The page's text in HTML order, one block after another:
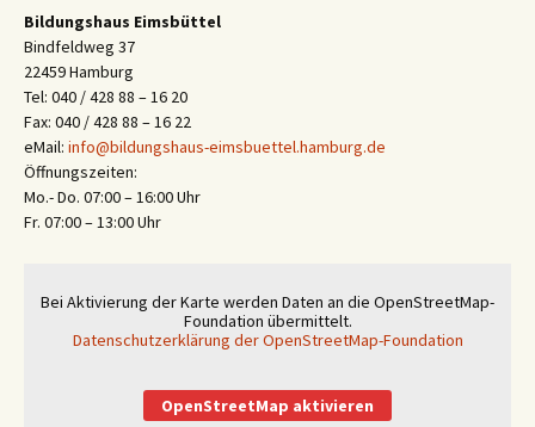
Bildungshaus Eimsbüttel
Bindfeldweg 37
22459 Hamburg
Tel: 040 / 428 88 – 16 20
Fax: 040 / 428 88 – 16 22
eMail: info@bildungshaus-eimsbuettel.hamburg.de
Öffnungszeiten:
Mo.- Do. 07:00 – 16:00 Uhr
Fr. 07:00 – 13:00 Uhr
Bei Aktivierung der Karte werden Daten an die OpenStreetMap-
Foundation übermittelt.
Datenschutzerklärung der OpenStreetMap-Foundation
OpenStreetMap aktivieren